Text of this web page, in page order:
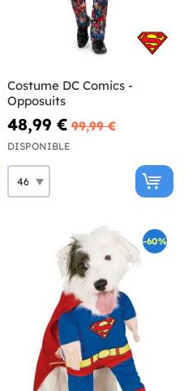
Costume DC Comics -
Opposuits
48,99 € 99,99 €
DISPONIBLE
-60%